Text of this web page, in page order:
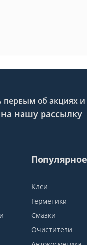
первым об акциях и
нашу рассылку
Популярное
Клеи
Герметики
Смазки
Очистители